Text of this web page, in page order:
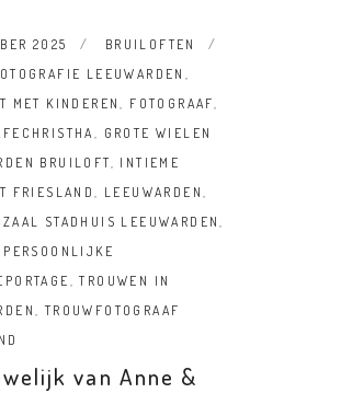
2025
BRUILOFTEN
LEEUWARDEN ,
MET KINDEREN, FOTOGRAAF,
, GROTE WIELEN
BRUILOFT, INTIEME
FRIESLAND, LEEUWARDEN,
STADHUIS LEEUWARDEN,
PERSOONLIJKE
,TROUWEN IN
, TROUWFOTOGRAAF
van Anne &